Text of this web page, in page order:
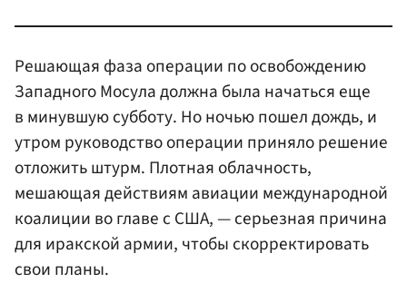
Решающая фаза операции по освобождению
Западного Мосула должна была начаться еще
в минувшую субботу. Но ночью пошел дождь, и
утром руководство операции приняло решение
отложить штурм. Плотная облачность,
мешающая действиям авиации международной
коалиции во главе с США, — серьезная причина
для иракской армии, чтобы скорректировать
свои планы.